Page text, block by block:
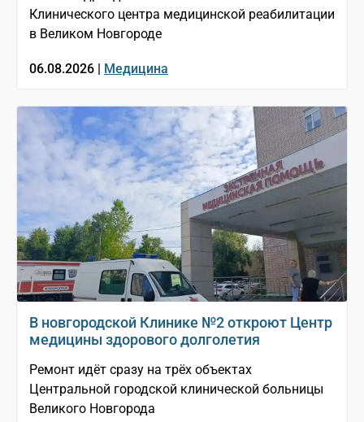
Клинического центра медицинской реабилитации
в Великом Новгороде
06.08.2026 | Медицина
В новгородской Клинике №2 откроют Центр
медицины здорового долголетия
Ремонт идёт сразу на трёх объектах
Центральной городской клинической больницы
Великого Новгорода